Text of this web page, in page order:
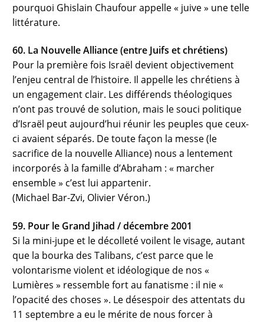
pourquoi Ghislain Chaufour appelle « juive » une telle
littérature.
60. La Nouvelle Alliance (entre Juifs et chrétiens)
Pour la première fois Israël devient objectivement
l’enjeu central de l’histoire. Il appelle les chrétiens à
un engagement clair. Les différends théologiques
n’ont pas trouvé de solution, mais le souci politique
d’Israël peut aujourd’hui réunir les peuples que ceux-
ci avaient séparés. De toute façon la messe (le
sacrifice de la nouvelle Alliance) nous a lentement
incorporés à la famille d’Abraham : « marcher
ensemble » c’est lui appartenir.
(Michael Bar-Zvi, Olivier Véron.)
59. Pour le Grand Jihad / décembre 2001
Si la mini-jupe et le décolleté voilent le visage, autant
que la bourka des Talibans, c’est parce que le
volontarisme violent et idéologique de nos «
Lumières » ressemble fort au fanatisme : il nie «
l’opacité des choses ». Le désespoir des attentats du
11 septembre a eu le mérite de nous forcer à